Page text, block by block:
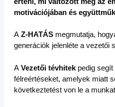
motivációjában és
A Z-HATÁS megmutatja,
generációk jelenléte a vezetői
A Vezetői tévhitek pedig
félreértéseket, amelyek miatt
következtetést von le a